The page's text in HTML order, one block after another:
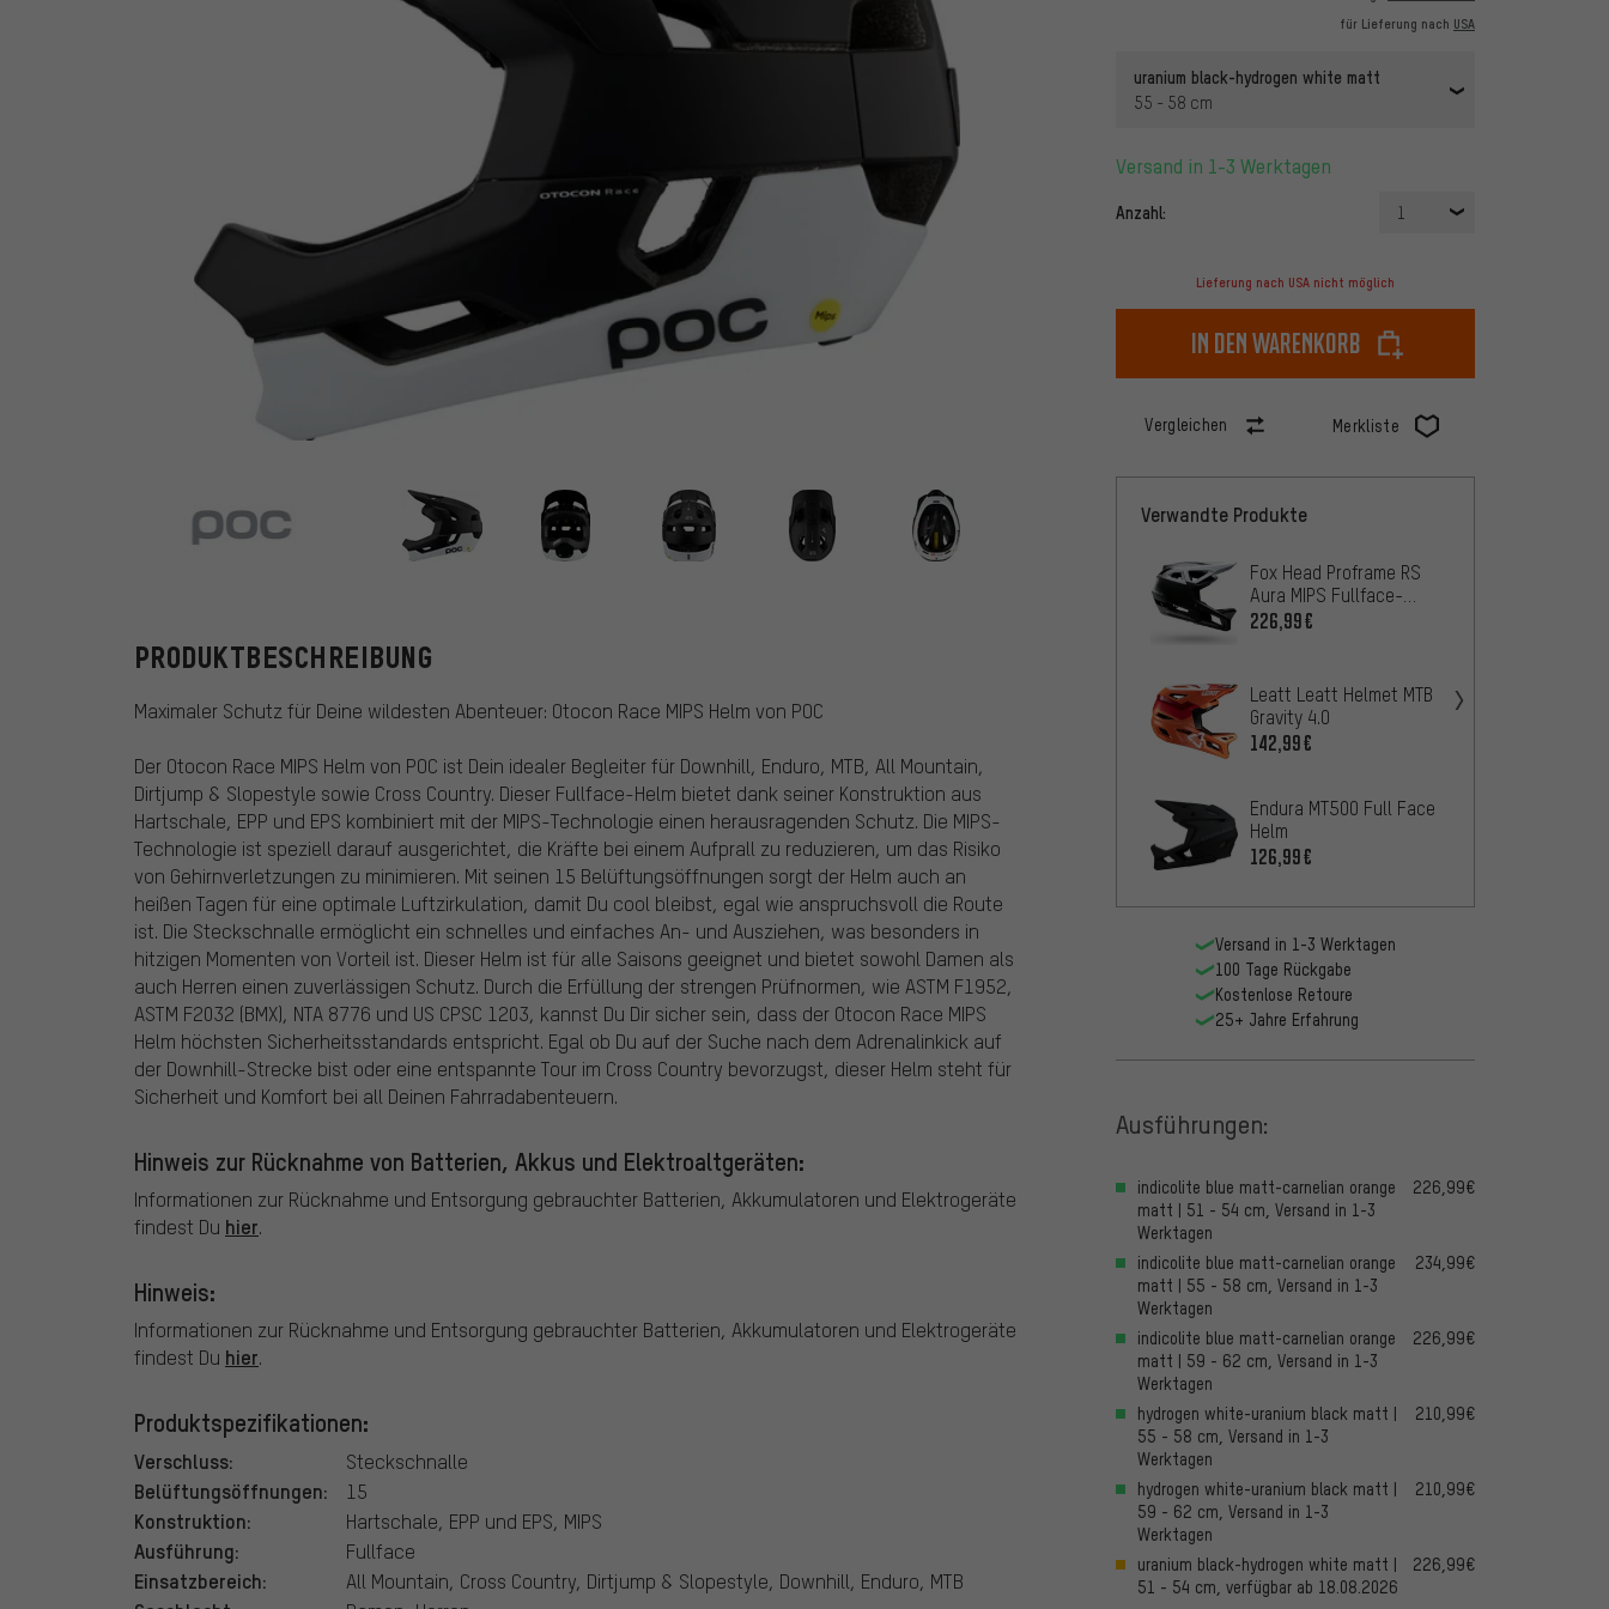
für Lieferung nach USA
uranium black-hydrogen white matt
55 - 58 cm
Versand in 1-3 Werktagen
Anzahl: 1
Lieferung nach USA nicht möglich
In den Warenkorb
Vergleichen Merkliste
PRODUKTBESCHREIBUNG
Maximaler Schutz für Deine wildesten Abenteuer: Otocon Race MIPS Helm von POC
Der Otocon Race MIPS Helm von POC ist Dein idealer Begleiter für Downhill, Enduro, MTB, All Mountain,
Dirtjump & Slopestyle sowie Cross Country. Dieser Fullface-Helm bietet dank seiner Konstruktion aus
Hartschale, EPP und EPS kombiniert mit der MIPS-Technologie einen herausragenden Schutz. Die MIPS-
Technologie ist speziell darauf ausgerichtet, die Kräfte bei einem Aufprall zu reduzieren, um das Risiko
von Gehirnverletzungen zu minimieren. Mit seinen 15 Belüftungsöffnungen sorgt der Helm auch an
heißen Tagen für eine optimale Luftzirkulation, damit Du cool bleibst, egal wie anspruchsvoll die Route
ist. Die Steckschnalle ermöglicht ein schnelles und einfaches An- und Ausziehen, was besonders in
hitzigen Momenten von Vorteil ist. Dieser Helm ist für alle Saisons geeignet und bietet sowohl Damen als
auch Herren einen zuverlässigen Schutz. Durch die Erfüllung der strengen Prüfnormen, wie ASTM F1952,
ASTM F2032 (BMX), NTA 8776 und US CPSC 1203, kannst Du Dir sicher sein, dass der Otocon Race MIPS
Helm höchsten Sicherheitsstandards entspricht. Egal ob Du auf der Suche nach dem Adrenalinkick auf
der Downhill-Strecke bist oder eine entspannte Tour im Cross Country bevorzugst, dieser Helm steht für
Sicherheit und Komfort bei all Deinen Fahrradabenteuern.
Hinweis zur Rücknahme von Batterien, Akkus und Elektroaltgeräten:
Informationen zur Rücknahme und Entsorgung gebrauchter Batterien, Akkumulatoren und Elektrogeräte
findest Du hier.
Hinweis:
Informationen zur Rücknahme und Entsorgung gebrauchter Batterien, Akkumulatoren und Elektrogeräte
findest Du hier.
Produktspezifikationen:
Verschluss: Steckschnalle
Belüftungsöffnungen: 15
Konstruktion: Hartschale, EPP und EPS, MIPS
Ausführung: Fullface
Einsatzbereich: All Mountain, Cross Country, Dirtjump & Slopestyle, Downhill, Enduro, MTB
Verwandte Produkte
Fox Head Proframe RS
Aura MIPS Fullface-
Helm
226,99€
Leatt Leatt Helmet MTB
Gravity 4.0
142,99€
Endura MT500 Full Face
Helm
126,99€
Versand in 1-3 Werktagen
100 Tage Rückgabe
Kostenlose Retoure
25+ Jahre Erfahrung
Ausführungen:
indicolite blue matt-carnelian orange
matt | 51 - 54 cm, Versand in 1-3
Werktagen
226,99€
indicolite blue matt-carnelian orange
matt | 55 - 58 cm, Versand in 1-3
Werktagen
234,99€
indicolite blue matt-carnelian orange
matt | 59 - 62 cm, Versand in 1-3
Werktagen
226,99€
hydrogen white-uranium black matt |
55 - 58 cm, Versand in 1-3
Werktagen
210,99€
hydrogen white-uranium black matt |
59 - 62 cm, Versand in 1-3
Werktagen
210,99€
uranium black-hydrogen white matt |
51 - 54 cm, verfügbar ab 18.08.2026
226,99€